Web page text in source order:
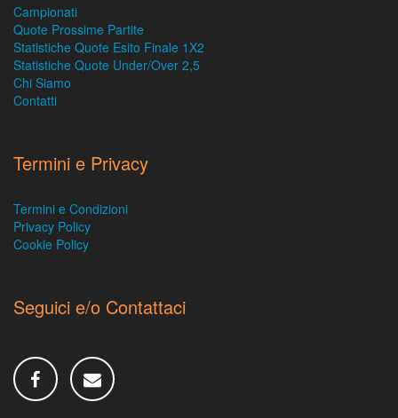
Campionati
Quote Prossime Partite
Statistiche Quote Esito Finale 1X2
Statistiche Quote Under/Over 2,5
Chi Siamo
Contatti
Termini e Privacy
Termini e Condizioni
Privacy Policy
Cookie Policy
Seguici e/o Contattaci